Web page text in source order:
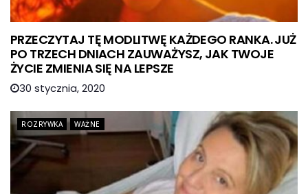
PRZECZYTAJ TĘ MODLITWĘ KAŻDEGO RANKA. JUŻ
PO TRZECH DNIACH ZAUWAŻYSZ, JAK TWOJE
ŻYCIE ZMIENIA SIĘ NA LEPSZE
30 stycznia, 2020
ROZRYWKA WAŻNE